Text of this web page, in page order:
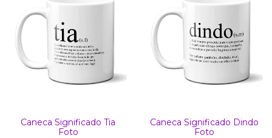
Caneca Significado Tia
Foto
Caneca Significado Dindo
Foto